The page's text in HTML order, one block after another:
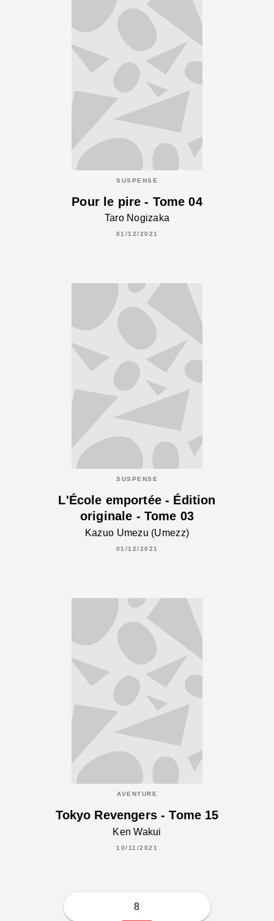
SUSPENSE
Pour le pire - Tome 04
Taro Nogizaka
01/12/2021
SUSPENSE
L'École emportée - Édition
originale - Tome 03
Kazuo Umezu (Umezz)
01/12/2021
AVENTURE
Tokyo Revengers - Tome 15
Ken Wakui
10/11/2021
8